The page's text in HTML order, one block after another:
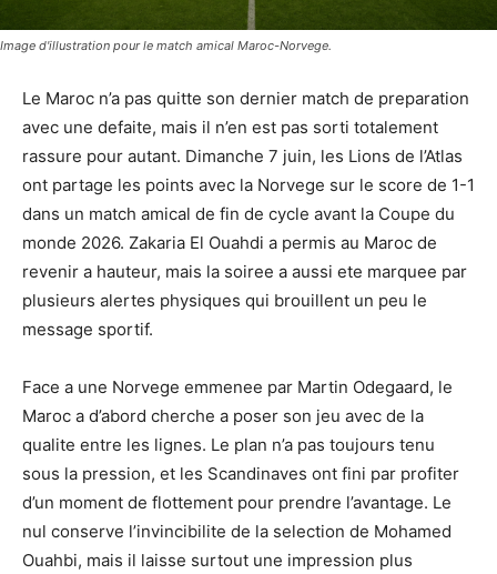
Image d'illustration pour le match amical Maroc-Norvege.
Le Maroc n’a pas quitte son dernier match de preparation
avec une defaite, mais il n’en est pas sorti totalement
rassure pour autant. Dimanche 7 juin, les Lions de l’Atlas
ont partage les points avec la Norvege sur le score de 1-1
dans un match amical de fin de cycle avant la Coupe du
monde 2026. Zakaria El Ouahdi a permis au Maroc de
revenir a hauteur, mais la soiree a aussi ete marquee par
plusieurs alertes physiques qui brouillent un peu le
message sportif.
Face a une Norvege emmenee par Martin Odegaard, le
Maroc a d’abord cherche a poser son jeu avec de la
qualite entre les lignes. Le plan n’a pas toujours tenu
sous la pression, et les Scandinaves ont fini par profiter
d’un moment de flottement pour prendre l’avantage. Le
nul conserve l’invincibilite de la selection de Mohamed
Ouahbi, mais il laisse surtout une impression plus